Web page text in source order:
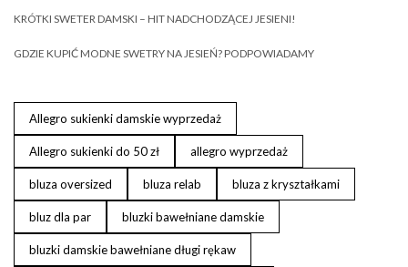
KRÓTKI SWETER DAMSKI – HIT NADCHODZĄCEJ JESIENI!
GDZIE KUPIĆ MODNE SWETRY NA JESIEŃ? PODPOWIADAMY
Allegro sukienki damskie wyprzedaż
Allegro sukienki do 50 zł allegro wyprzedaż
bluza oversized bluza relab bluza z kryształkami
bluz dla par bluzki bawełniane damskie
bluzki damskie bawełniane długi rękaw